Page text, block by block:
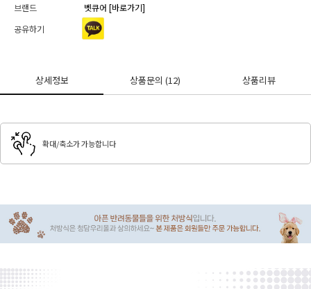
브랜드
벳큐어 [바로가기]
공유하기
상세정보 상품문의(12) 상품리뷰
확대/축소가 가능합니다